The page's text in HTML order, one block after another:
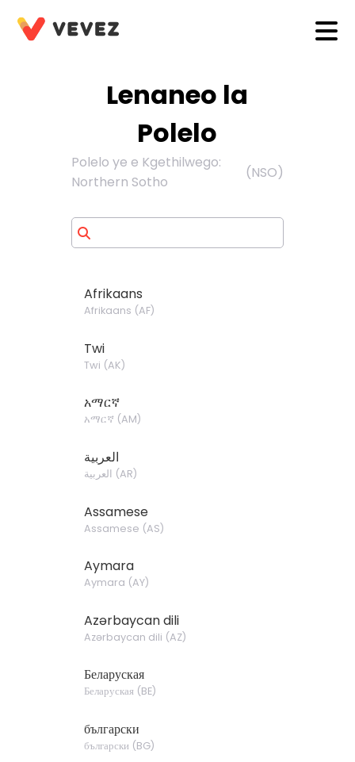
Lenaneo la
Polelo
Polelo ye e Kgethilwego:
Northern Sotho
(NSO)
Afrikaans
Afrikaans (AF)
Twi
Twi (AK)
አማርኛ
አማርኛ (AM)
العربية
العربية (AR)
Assamese
Assamese (AS)
Aymara
Aymara (AY)
Azərbaycan dili
Azərbaycan dili (AZ)
Беларуская
Беларуская (BE)
български
български (BG)